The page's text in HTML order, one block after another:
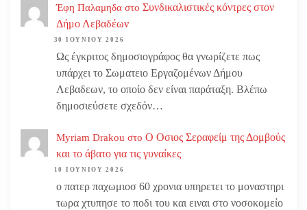
Έφη Παλαμηδα στο Συνδικαλιστικές κόντρες στον
Δήμο Λεβαδέων
30 ΙΟΥΝΊΟΥ 2026
Ως έγκριτος δημοσιογράφος θα γνωρίζετε πως
υπάρχει το Σωματειο Εργαζομένων Δήμου
Λεβαδεων, το οποίο δεν είναι παράταξη. Βλέπω
δημοσιεύσετε σχεδόν…
Myriam Drakou στο Ο Οσιος Σεραφείμ της Δομβούς
και το άβατο για τις γυναίκες
10 ΙΟΥΝΊΟΥ 2026
ο πατερ παχωμιοσ 60 χρονια υπηρετει το μοναστηρι
τωρα χτυπησε το ποδι του και ειναι στο νοσοκομείο